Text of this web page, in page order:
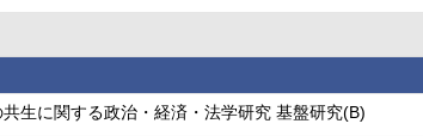
生に関する政治・経済・法学研究 基盤研究(B)